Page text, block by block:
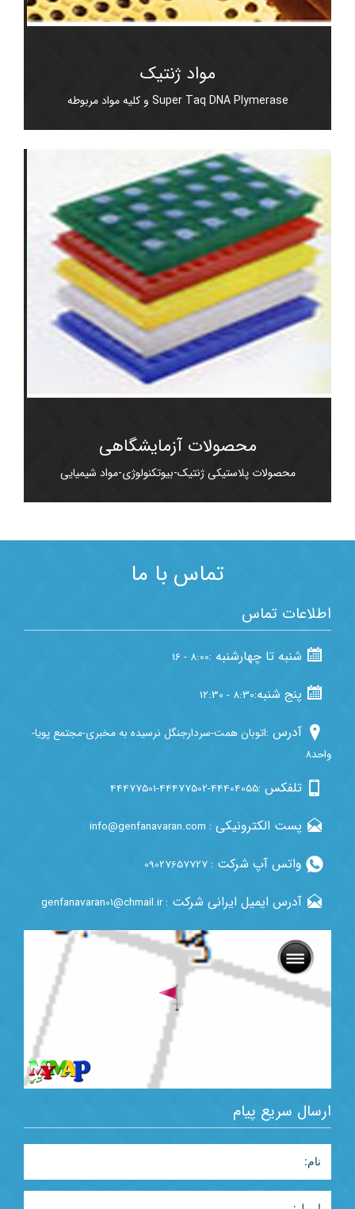
مواد ژنتیک
Super Taq DNA Plymerase و کلیه مواد مربوطه
محصولات آزمایشگاهی
محصولات پلاستیکی ژنتیک-بیوتکنولوژی-مواد شیمیایی
تماس با ما
اطلاعات تماس
شنبه تا چهارشنبه :8:00 - 16
پنج شنبه:8:30 - 12:30
آدرس :اتوبان همت-سردارجنگل نرسیده به مخبری-مجتمع پویا-
واحد8
تلفکس :44477501-44477502-44404055
پست الکترونیکی :info@genfanavaran.com
واتس آپ شرکت :09027657727
آدرس ایمیل ایرانی شرکت :genfanavaran01@chmail.ir
ارسال سریع پیام